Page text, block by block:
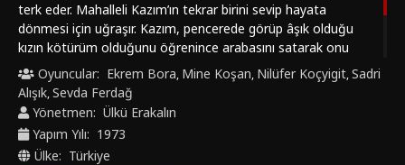
terk eder. Mahalleli Kazım’ın tekrar birini sevip hayata
dönmesi için uğraşır. Kazım, pencerede görüp âşık olduğu
kızın kötürüm olduğunu öğrenince arabasını satarak onu
ameliyat ettirir. Galerici Rıfat, işsiz kalan Kazım’a referans
olup onun şarkıcı Mine Koşan’ın şoförü olmasını sağlar.
Kazım, kötürüm kızın derdine deva olduğu gibi Mine Koşan’ın
da sevgilisi Fuat ile tekrar bir araya gelmesine yardımcı olur.
Ancak Kazım, kendi derdine çare bulamayacaktır.
Oyuncular: Ekrem Bora, Mine Koşan, Nilüfer Koçyigit,Sadri
Alışık,Sevda Ferdağ
Yönetmen: Ülkü Erakalın
Yapım Yılı: 1973
Ülke: Türkiye